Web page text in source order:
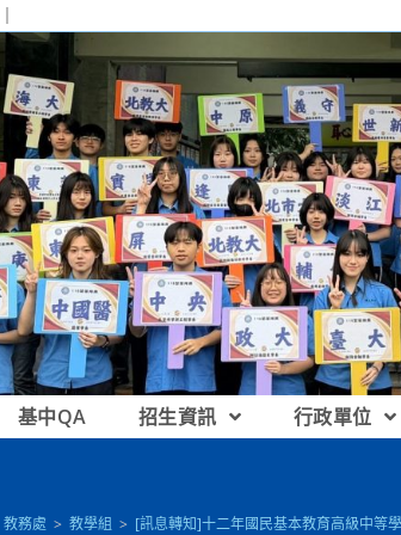
｜
基中QA 招生資訊 行政單位
教務處 > 教學組 > [訊息轉知]十二年國民基本教育高級中等